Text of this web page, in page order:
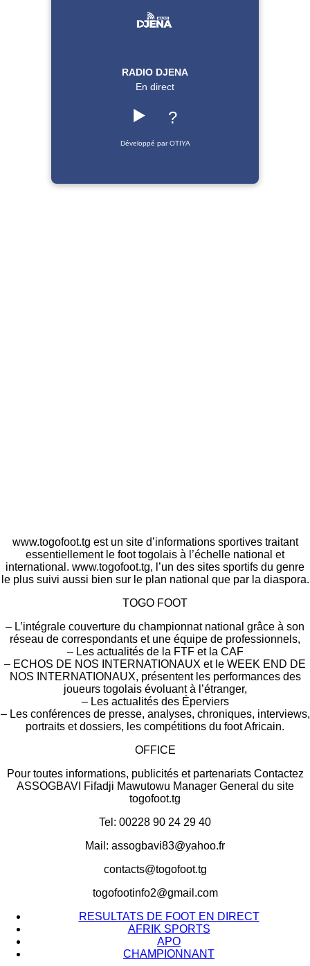
RADIO DJENA
En direct
▶️ ?
Développé par OTIYA
www.togofoot.tg est un site d’informations sportives traitant
essentiellement le foot togolais à l’échelle national et
international. www.togofoot.tg, l’un des sites sportifs du genre
le plus suivi aussi bien sur le plan national que par la diaspora.
TOGO FOOT
– L’intégrale couverture du championnat national grâce à son
réseau de correspondants et une équipe de professionnels,
– Les actualités de la FTF et la CAF
– ECHOS DE NOS INTERNATIONAUX et le WEEK END DE
NOS INTERNATIONAUX, présentent les performances des
joueurs togolais évoluant à l’étranger,
– Les actualités des Éperviers
– Les conférences de presse, analyses, chroniques, interviews,
portraits et dossiers, les compétitions du foot Africain.
OFFICE
Pour toutes informations, publicités et partenariats Contactez
ASSOGBAVI Fifadji Mawutowu Manager General du site
togofoot.tg
Tel: 00228 90 24 29 40
Mail: assogbavi83@yahoo.fr
contacts@togofoot.tg
togofootinfo2@gmail.com
RESULTATS DE FOOT EN DIRECT
AFRIK SPORTS
APO
CHAMPIONNANT